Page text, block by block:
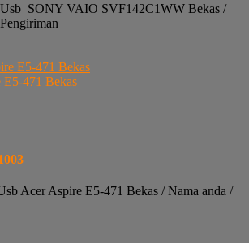
SONY VAIO SVF142C1WW Bekas /
E5-471 Bekas
Acer Aspire E5-471 Bekas / Nama anda /